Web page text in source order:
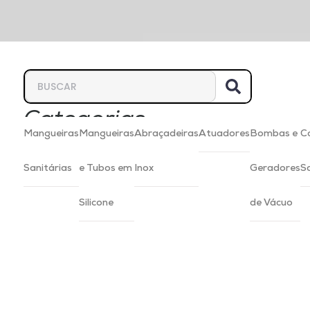
Categorias
Mangueiras
Sanitárias
Mangueiras
e Tubos em
Silicone
Abraçadeiras
Inox
AtuadoresBombas e
Geradores
de Vácuo